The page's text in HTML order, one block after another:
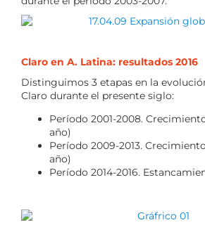
Claro en A. Latina: resultados 2016
Distinguimos 3 etapas en la
Claro durante el presente siglo:
Período 2001-2008.
año)
Período 2009-2013.
año)
Período 2014-2016.